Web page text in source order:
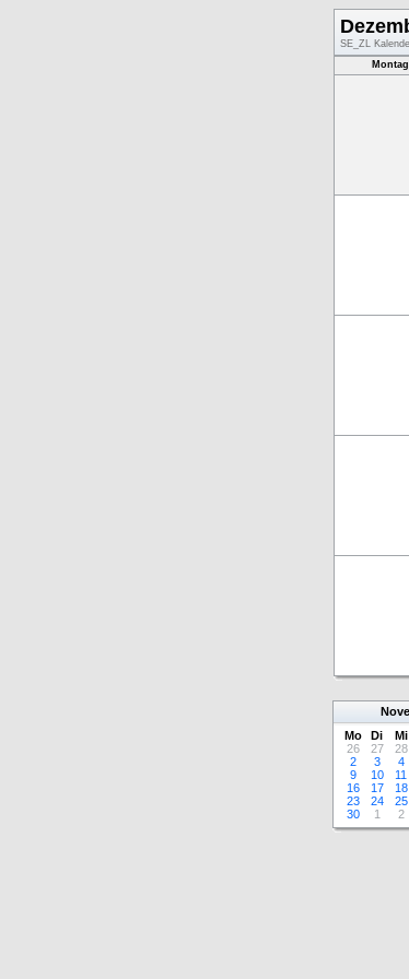
SE_ZL
Montag
Mo
Di Mi
26
27 28
2
3 4
9
10 11
16
17 18
23
24 25
30
1 2